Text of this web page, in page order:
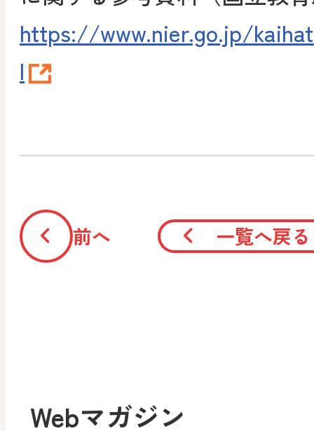
https://www.nier.go.jp/
l
前へ 一覧へ戻る
Webマガジン